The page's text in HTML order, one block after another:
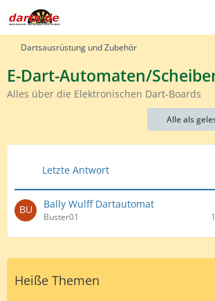
Dartsausrüstung und Zubehör
E-Dart-Automaten/
Alles über die Elektronischen Dart-Boards
Alle als
Letzte Antwort
Bally Wulff Dartautomat
Buster01
Heiße Themen